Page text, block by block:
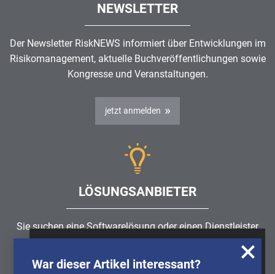
Informationen über die Nutzung unserer
NEWSLETTER
Der Newsletter RiskNEWS informiert über Entwicklungen im
Risikomanagement, aktuelle Buchveröffentlichungen sowie
Kongresse und Veranstaltungen.
jetzt anmelden
LÖSUNGSANBIETER
Sie suchen eine Softwarelösung oder einen Dienstleister
rund um die ThemenRisikomanagement,GRC, IKS oder
ISMS?
War dieser Artikel interessant?